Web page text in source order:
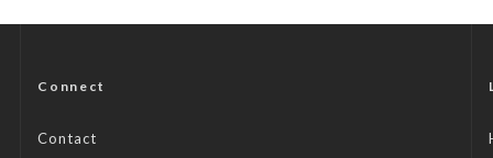
Connect
Contact